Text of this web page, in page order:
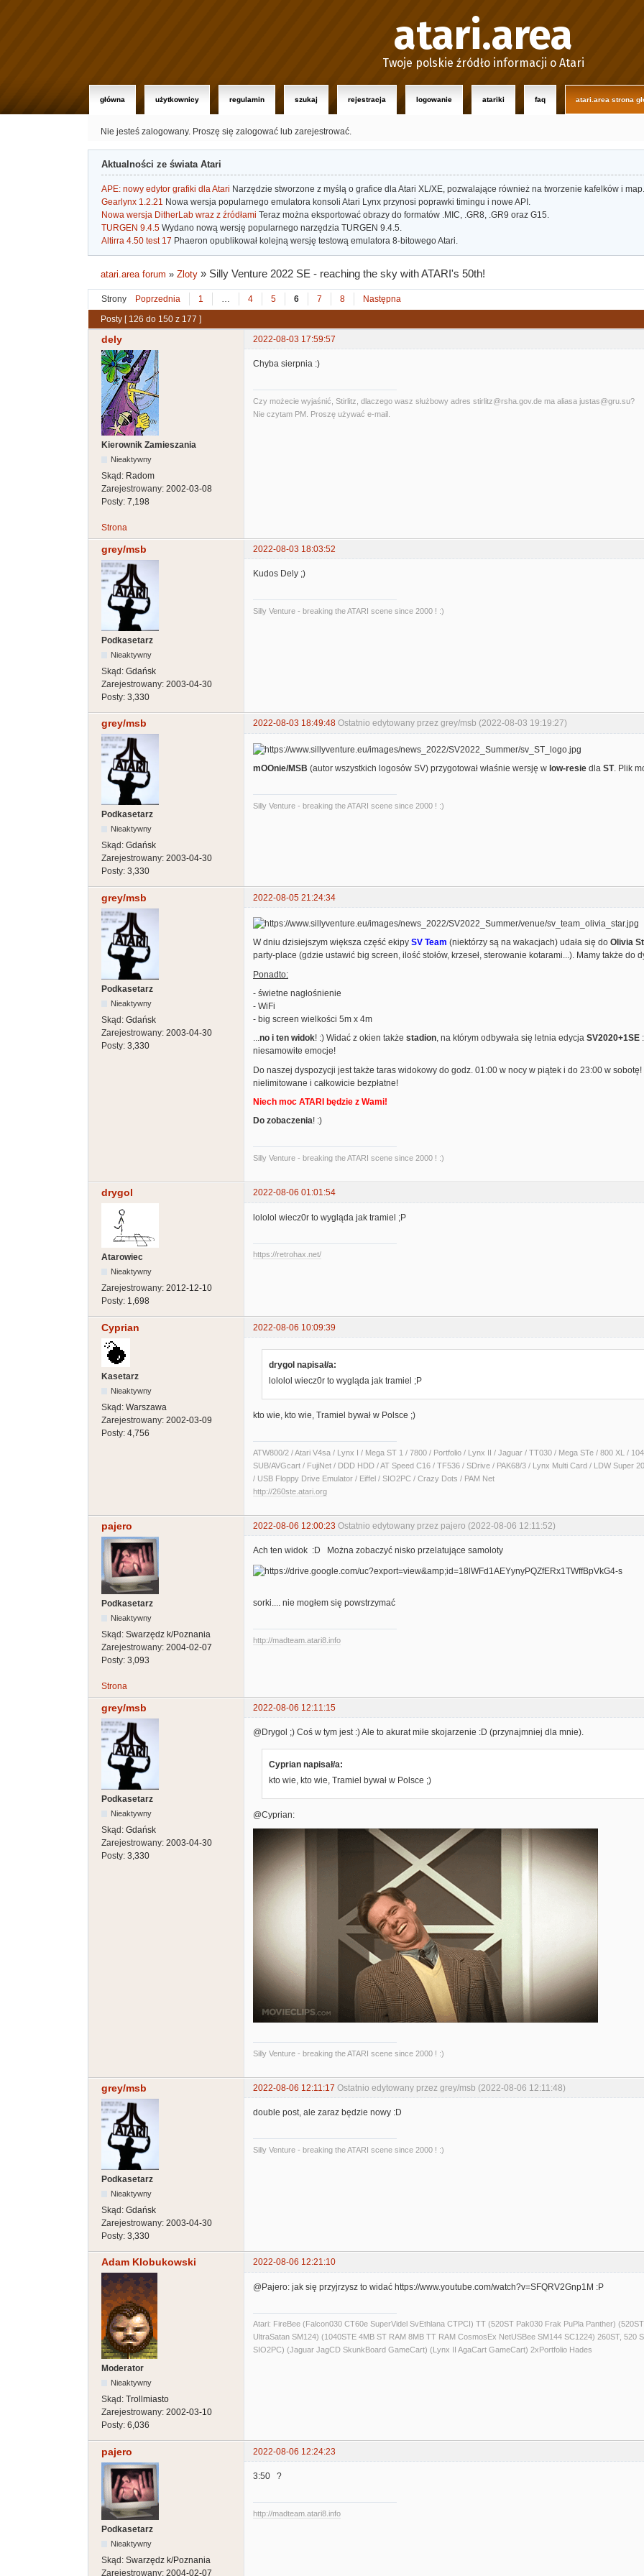
atari.area
Twoje polskie źródło informacji o Atari
główna użytkownicy regulamin szukaj rejestracja logowanie atariki faq atari.area strona
Nie jesteś zalogowany. Proszę się zalogować lub zarejestrować.
Aktualności ze świata Atari
APE: nowy edytor grafiki dla Atari Narzędzie stworzone z myślą o grafice dla Atari XL/XE, pozwalające również na tworzenie kafelków i map.
Gearlynx 1.2.21 Nowa wersja popularnego emulatora konsoli Atari Lynx przynosi poprawki timingu i nowe API.
Nowa wersja DitherLab wraz z źródłami Teraz można eksportować obrazy do formatów .MIC, .GR8, .GR9 oraz G15.
TURGEN 9.4.5 Wydano nową wersję popularnego narzędzia TURGEN 9.4.5.
Altirra 4.50 test 17 Phaeron opublikował kolejną wersję testową emulatora 8-bitowego Atari.
atari.area forum »Zloty » Silly Venture 2022 SE - reaching the sky with ATARI's 50th!
Strony Poprzednia 1 … 4 5 6 7 8
Następna
Posty [ 126 do 150 z 177 ]
dely 2022-08-03 17:59:57
Kierownik Zamieszania
Nieaktywny
Skąd: Radom
Zarejestrowany: 2002-03-08
Posty: 7,198
Chyba sierpnia :)
Czy możecie wyjaśnić, Stirlitz, dlaczego wasz służbowy adres stirlitz@rsha.gov.de ma aliasa justas@gru.su?
Nie czytam PM. Proszę używać e-mail.
Strona
grey/msb 2022-08-03 18:03:52
Podkasetarz
Nieaktywny
Skąd: Gdańsk
Zarejestrowany: 2003-04-30
Posty: 3,330
Kudos Dely ;)
Silly Venture - breaking the ATARI scene since 2000 ! :)
grey/msb 2022-08-03 18:49:48 Ostatnio edytowany przez grey/msb (2022-08-03 19:19:27)
Podkasetarz
Nieaktywny
Skąd: Gdańsk
Zarejestrowany: 2003-04-30
Posty: 3,330
mOOnie/MSB (autor wszystkich logosów SV) przygotował właśnie wersję w low-resie dla ST. Plik
Silly Venture - breaking the ATARI scene since 2000 ! :)
grey/msb 2022-08-05 21:24:34
Podkasetarz
Nieaktywny
Skąd: Gdańsk
Zarejestrowany: 2003-04-30
Posty: 3,330
W dniu dzisiejszym większa część ekipy SV Team (niektórzy są na wakacjach) udała się do Olivia
party-place (gdzie ustawić big screen, ilość stołów, krzeseł, sterowanie kotarami...). Mamy także do
Ponadto:
- świetne nagłośnienie
- WiFi
- big screen wielkości 5m x 4m
...no i ten widok! :) Widać z okien także stadion, na którym odbywała się letnia edycja SV2020+1SE
niesamowite emocje!
Do naszej dyspozycji jest także taras widokowy do godz. 01:00 w nocy w piątek i do 23:00 w
nielimitowane i całkowicie bezpłatne!
Niech moc ATARI będzie z Wami!
Do zobaczenia! :)
Silly Venture - breaking the ATARI scene since 2000 ! :)
drygol 2022-08-06 01:01:54
Atarowiec
Nieaktywny
Zarejestrowany: 2012-12-10
Posty: 1,698
lololol wiecz0r to wygląda jak tramiel ;P
https://retrohax.net/
Cyprian 2022-08-06 10:09:39
Kasetarz
Nieaktywny
Skąd: Warszawa
Zarejestrowany: 2002-03-09
Posty: 4,756
drygol napisał/a:
lololol wiecz0r to wygląda jak tramiel ;P
kto wie, kto wie, Tramiel bywał w Polsce ;)
ATW800/2 / Atari V4sa / Lynx I / Mega ST 1 / 7800 / Portfolio / Lynx II / Jaguar / TT030 / Mega STe / 800 XL /
SUB/AVGcart / FujiNet / DDD HDD / AT Speed C16 / TF536 / SDrive / PAK68/3 / Lynx Multi Card / LDW Super
/ USB Floppy Drive Emulator / Eiffel / SIO2PC / Crazy Dots / PAM Net
http://260ste.atari.org
pajero 2022-08-06 12:00:23 Ostatnio edytowany przez pajero (2022-08-06 12:11:52)
Podkasetarz
Nieaktywny
Skąd: Swarzędz k/Poznania
Zarejestrowany: 2004-02-07
Posty: 3,093
Ach ten widok :D Można zobaczyć nisko przelatujące samoloty
sorki.... nie mogłem się powstrzymać
http://madteam.atari8.info
Strona
grey/msb 2022-08-06 12:11:15
Podkasetarz
Nieaktywny
Skąd: Gdańsk
Zarejestrowany: 2003-04-30
Posty: 3,330
@Drygol ;) Coś w tym jest :) Ale to akurat miłe skojarzenie :D (przynajmniej dla mnie).
Cyprian napisał/a:
kto wie, kto wie, Tramiel bywał w Polsce ;)
@Cyprian:
Silly Venture - breaking the ATARI scene since 2000 ! :)
grey/msb 2022-08-06 12:11:17 Ostatnio edytowany przez grey/msb (2022-08-06 12:11:48)
Podkasetarz
Nieaktywny
Skąd: Gdańsk
Zarejestrowany: 2003-04-30
Posty: 3,330
double post, ale zaraz będzie nowy :D
Silly Venture - breaking the ATARI scene since 2000 ! :)
Adam Klobukowski 2022-08-06 12:21:10
Moderator
Nieaktywny
Skąd: Trollmiasto
Zarejestrowany: 2002-03-10
Posty: 6,036
@Pajero: jak się przyjrzysz to widać https://www.youtube.com/watch?v=SFQRV2Gnp1M :P
Atari: FireBee (Falcon030 CT60e SuperVidel SvEthlana CTPCI) TT (520ST Pak030 Frak PuPla Panther)
UltraSatan SM124) (1040STE 4MB ST RAM 8MB TT RAM CosmosEx NetUSBee SM144 SC1224) 260ST, 520
SIO2PC) (Jaguar JagCD SkunkBoard GameCart) (Lynx II AgaCart GameCart) 2xPortfolio Hades
pajero 2022-08-06 12:24:23
Podkasetarz
Nieaktywny
Skąd: Swarzędz k/Poznania
Zarejestrowany: 2004-02-07
3:50 ?
http://madteam.atari8.info